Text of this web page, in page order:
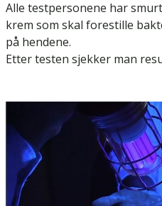
Alle testpersonene har
krem som skal forestille
på hendene.
Etter testen sjekker man